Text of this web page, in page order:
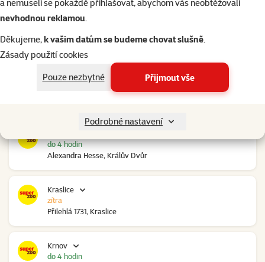
a nemuseli se pokaždé přihlašovat, abychom vás neobtěžovali
nevhodnou reklamou.
Děkujeme,k vašim datům se budeme chovat slušně.
Zásady použití cookies
Pouze nezbytné
Přijmout vše
Podrobné nastavení
Kolín Ovčáry
Ovčáry 304, Ovčáry
Kozomín
Alexandra Hesse, Králův Dvůr
do 4 hodin
Kraslice
Přilehlá 1731, Kraslice
zítra
Krnov
do 4 hodin